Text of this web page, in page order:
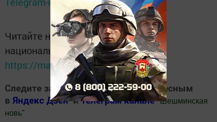
Читайте новости Татарстана в
национальном мессенджере MАХ:
https://max.ru/tatmedia
Следите за самым важным и интересным
в Яндекс ДзениТелеграм канале"Шешминская
новь"